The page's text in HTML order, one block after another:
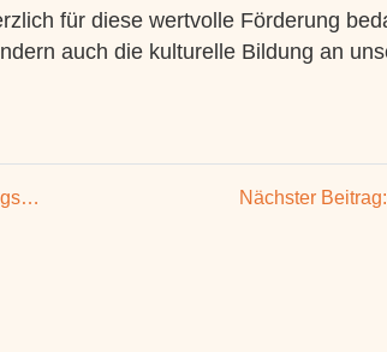
für diese wertvolle Förderung
auch die kulturelle Bildung an
Nächster Beitrag: